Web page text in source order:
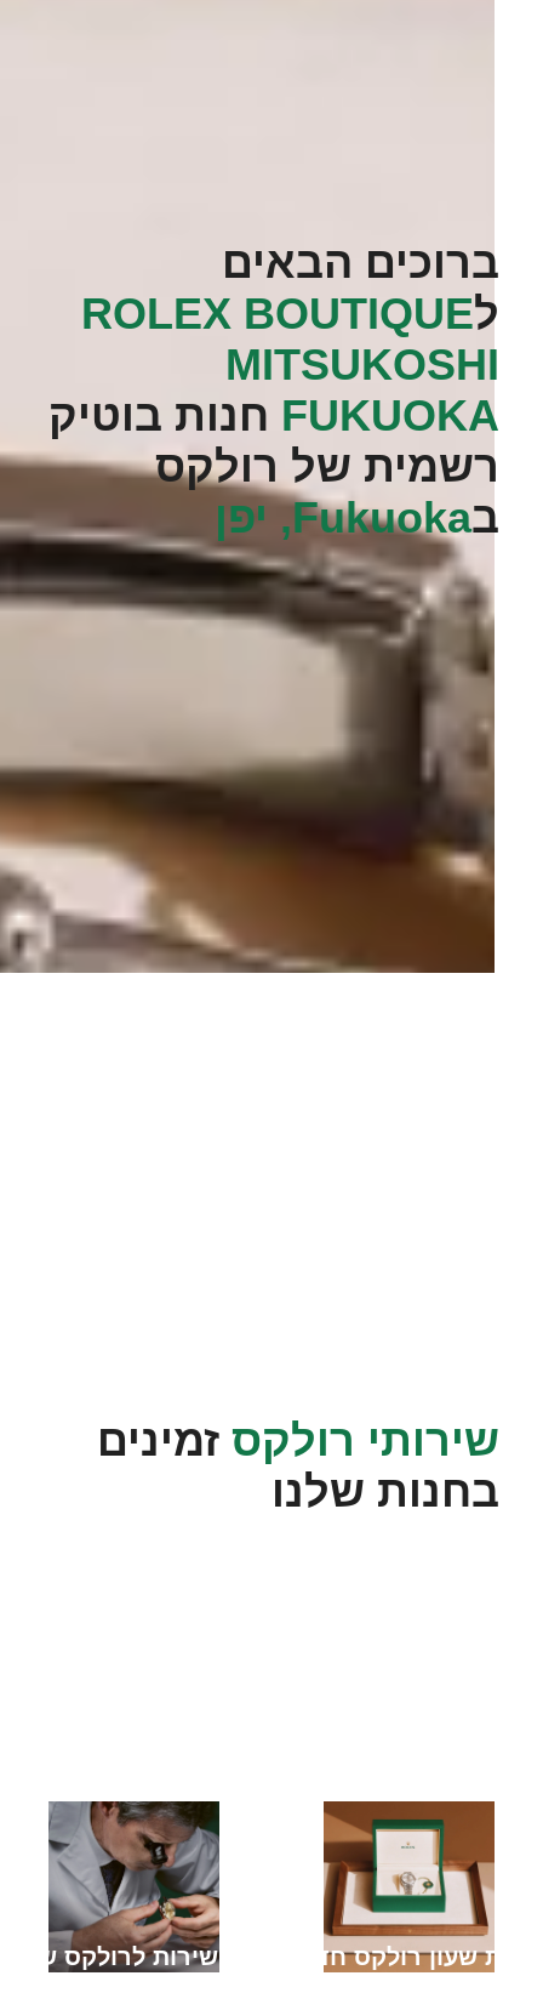
ברוכים הבאים
ל‭ROLEX BOUTIQUE
MITSUKOSHI
FUKUOKA‬ חנות בוטיק
רשמית של רולקס
בFukuoka, יפן
שירותי רולקסזמינים
בחנות שלנו
קניית שעון רולקס חדש מתן שירות לרולקס שלך